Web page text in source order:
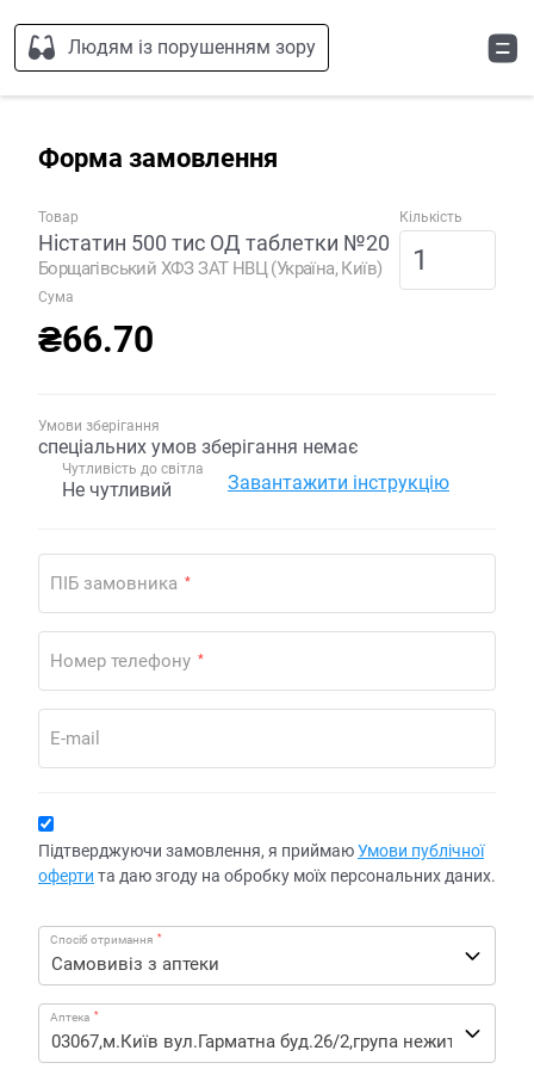
Людям із порушенням зору
Форма замовлення
Товар
Ністатин 500 тис ОД таблетки №20
Борщагівський ХФЗ ЗАТ НВЦ (Україна, Київ)
Кількість
Сума
₴66.70
Умови зберігання
спеціальних умов зберігання немає
Чутливість до світла
Не чутливий Завантажити інструкцію
ПІБ замовника *
Номер телефону *
E-mail
Підтверджуючи замовлення, я приймаюУмови публічної
оферти та даю згоду на обробку моїх персональних даних.
Спосіб отримання *
Аптека *